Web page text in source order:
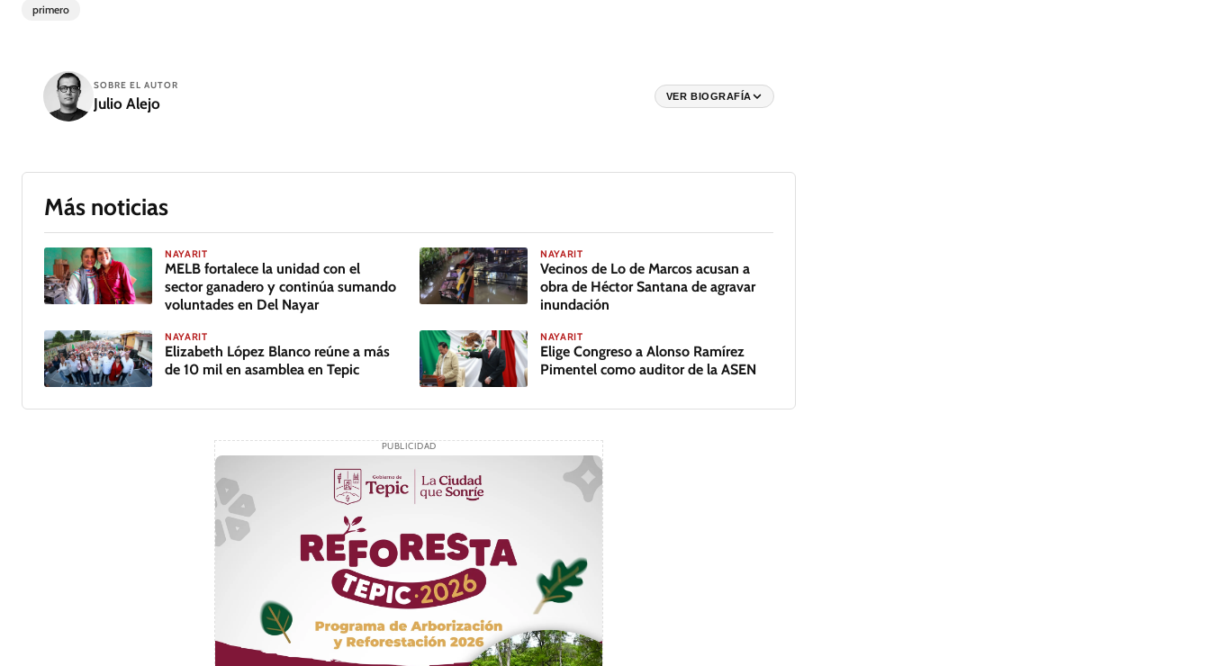
primero
SOBRE EL AUTOR
Julio Alejo VER BIOGRAFÍA
Más noticias
NAYARIT
MELB fortalece la unidad con el
sector ganadero y continúa sumando
voluntades en Del Nayar
NAYARIT
Vecinos de Lo de Marcos acusan a
obra de Héctor Santana de agravar
inundación
NAYARIT
Elizabeth López Blanco reúne a más
de 10 mil en asamblea en Tepic
NAYARIT
Elige Congreso a Alonso Ramírez
Pimentel como auditor de la ASEN
PUBLICIDAD